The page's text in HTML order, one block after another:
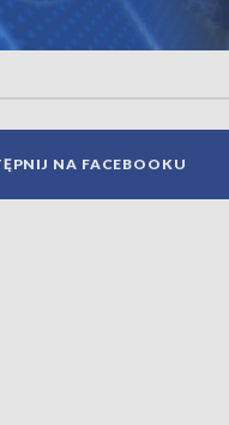
NA FACEBOOKU